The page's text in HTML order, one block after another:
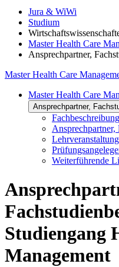
Jura & WiWi
Studium
Master Health Care
Ansprechpartner,
Master Health Care
Master Health Care
Ansprechpartner,
Ansprechpartner,
Weiterführende
Studiengang
Management